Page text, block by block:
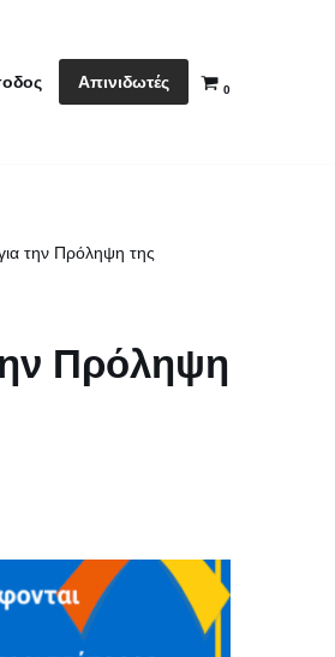
Απινιδωτές 0
την Πρόληψη της
Πρόληψη